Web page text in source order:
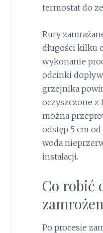
termostat do
Rury
długości kilku
wykonanie
odcinki
grzejnika
oczyszczone z
można
odstęp 5 cm
woda
instalacji.
Co robić
Po procesie